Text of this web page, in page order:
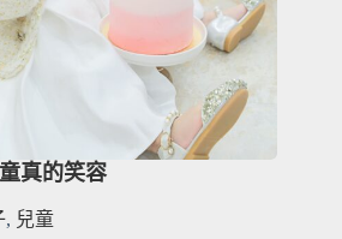
真的笑容
, 兒童